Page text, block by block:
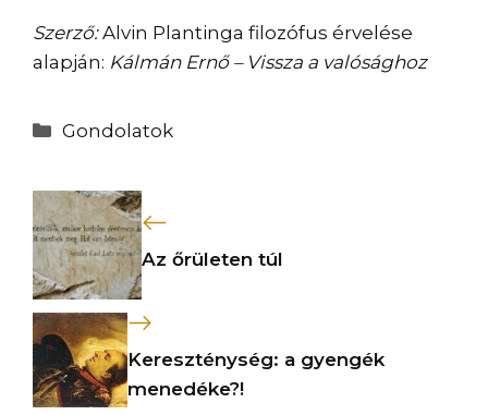
Szerző:Alvin Plantinga filozófus érvelése
alapján: Kálmán Ernő – Vissza a valósághoz
Kategória
Gondolatok
Az őrületen túl
Kereszténység: a gyengék
menedéke?!